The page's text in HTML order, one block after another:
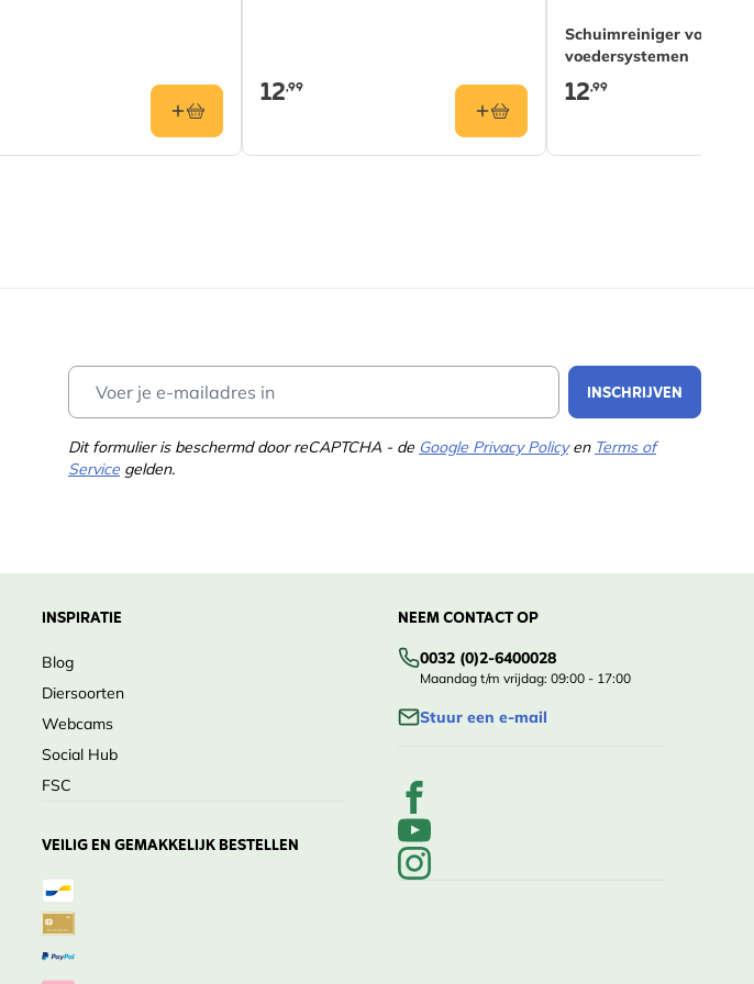
12,99
Schuimreiniger voor
voedersystemen
12,99
INSCHRIJVEN
Dit formulier is beschermd door reCAPTCHA - de Google Privacy Policyen Terms of
Service gelden.
INSPIRATIE
Blog
Diersoorten
Webcams
Social Hub
FSC
VEILIG EN GEMAKKELIJK BESTELLEN
NEEM CONTACT OP
0032 (0)2-6400028
Maandag t/m vrijdag: 09:00 - 17:00
Stuur een e-mail